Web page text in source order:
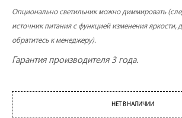
Опционально светильник можно диммировать
источник питания с функцией изменения яркости,
обратитесь к менеджеру).
Гарантия производителя 3 года.
НЕТ В НАЛИЧИИ